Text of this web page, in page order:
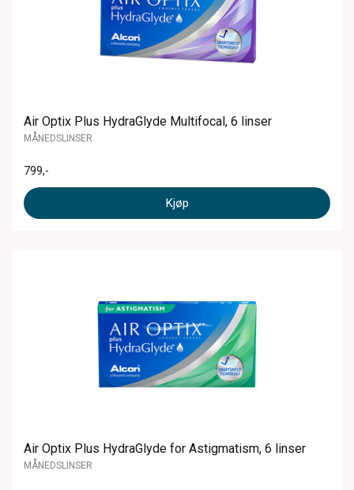
Air Optix Plus HydraGlyde Multifocal, 6 linser
MÅNEDSLINSER
799,-
Kjøp
Air Optix Plus HydraGlyde for Astigmatism, 6 linser
MÅNEDSLINSER